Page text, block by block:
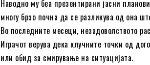
Наводно му беа презентирани јасни
многу брзо почна да се разликува од она
Во последните месеци, незадоволството
Играчот верува дека клучните точки од
или обид за смирување на ситуацијата.